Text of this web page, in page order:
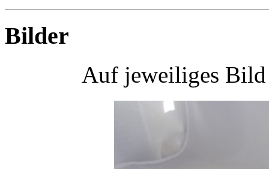
Bilder
Auf jeweiliges